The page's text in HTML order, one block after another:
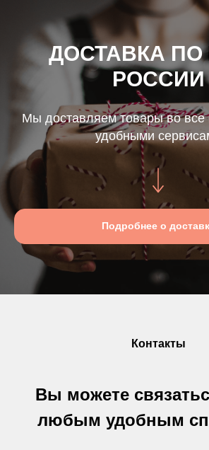
ДОСТАВКА ПО
РОССИИ
Мы доставляем товары во все
удобными
Подробнее о
Контакты
Вы можете
любым удобным